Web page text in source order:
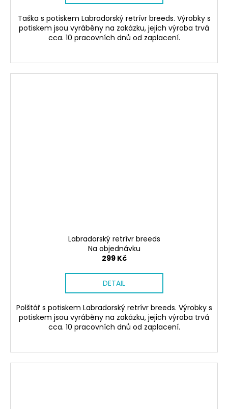
Taška s potiskem Labradorský retrívr breeds. Výrobky s
potiskem jsou vyráběny na zakázku, jejich výroba trvá
cca. 10 pracovních dnů od zaplacení.
Labradorský retrívr breeds
Na objednávku
299 Kč
DETAIL
Polštář s potiskem Labradorský retrívr breeds. Výrobky s
potiskem jsou vyráběny na zakázku, jejich výroba trvá
cca. 10 pracovních dnů od zaplacení.